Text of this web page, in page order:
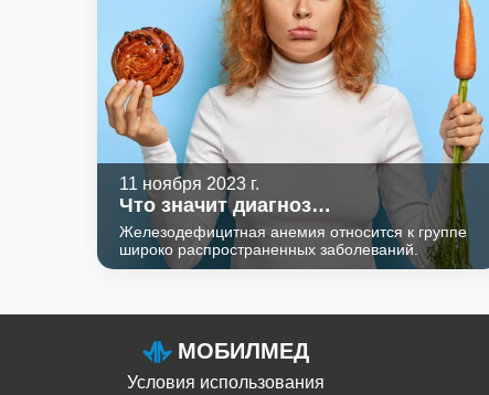
11 ноября 2023 г.
Что значит диагноз
железодефицитная анемия (ЖДА)?
Железодефицитная анемия относится к группе
широко распространенных заболеваний.
МОБИЛМЕД
Условия использования